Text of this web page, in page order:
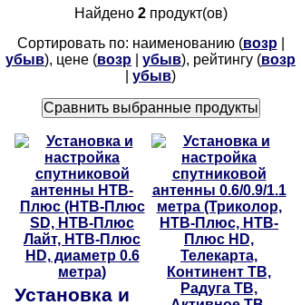
Найдено 2продукт(ов)
Сортировать по: наименованию (возр|
убыв), цене (возр убыв), рейтингу (возр
убыв)
Установка и